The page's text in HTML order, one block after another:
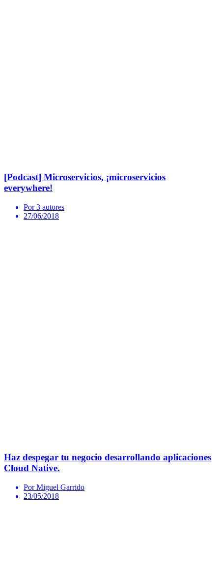
[Podcast] Microservicios, ¡microservicios
everywhere!
Por 3 autores
27/06/2018
Haz despegar tu negocio desarrollando aplicaciones
Cloud Native.
Por Miguel Garrido
23/05/2018